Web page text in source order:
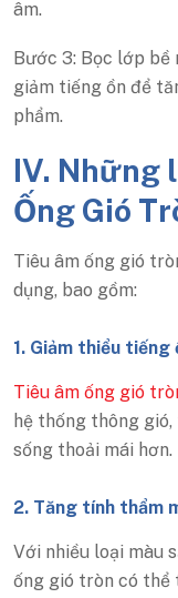
âm.
Bước 3: Bọc lớp bề
giảm tiếng ồn để
phẩm.
IV. Những
Ống Gió
Tiêu âm ống gió
dụng, bao gồm:
1. Giảm thiểu tiếng
Tiêu âm ống gió
hệ thống thông
sống thoải mái hơn.
2. Tăng tính thẩm
Với nhiều loại màu
ống gió tròn có thể